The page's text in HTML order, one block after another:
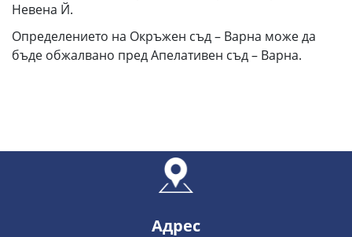
Невена Й.
Определението на Окръжен съд – Варна може да
бъде обжалвано пред Апелативен съд – Варна.
Адрес